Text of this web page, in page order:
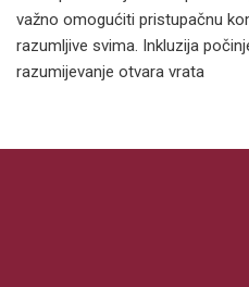
važno omogućiti pristupačnu
razumljive svima. Inkluzija
razumijevanje otvara vrata